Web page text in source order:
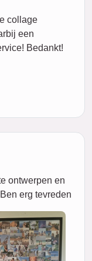
collage
een
Bedankt!
ontwerpen en
erg tevreden